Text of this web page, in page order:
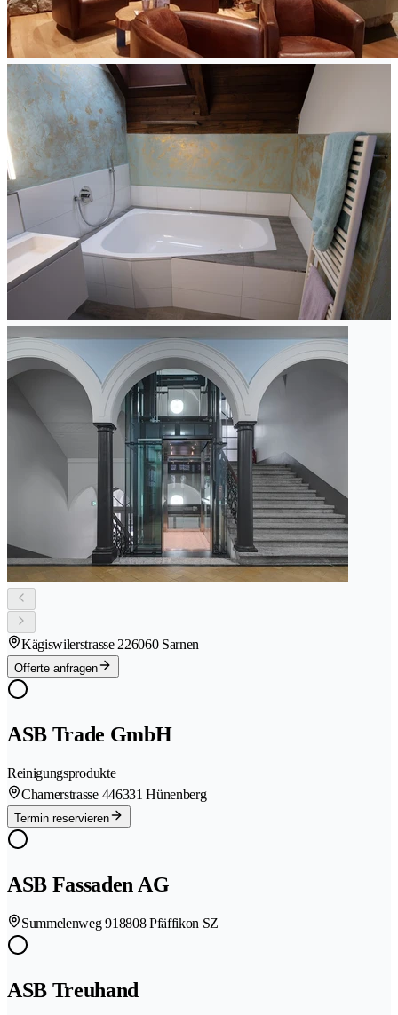
Kägiswilerstrasse 226060 Sarnen
Offerte anfragen
ASB Trade GmbH
Reinigungsprodukte
Chamerstrasse 446331 Hünenberg
Termin reservieren
ASB Fassaden AG
Summelenweg 918808 Pfäffikon SZ
ASB Treuhand